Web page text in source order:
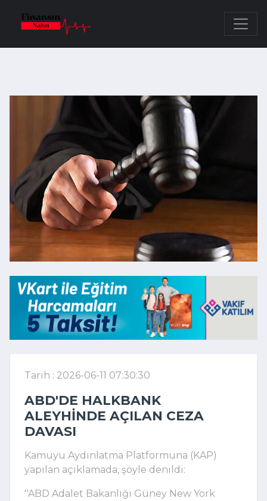
Tarih : 2026-06-11 07:30:30
ABD'DE HALKBANK
ALEYHINDE AÇILAN CEZA
DAVASI
Kamuyu Aydınlatma Platformuna (KAP)
yapılan açıklamada, şöyle denildi:
''ABD Adalet Bakanlığı Güney New York